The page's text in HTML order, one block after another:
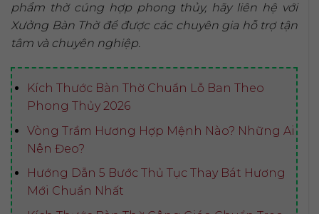
phẩm thờ cúng hợp phong thủy, hãy liên hệ với
Xưởng Bàn Thờ để được các chuyên gia hỗ trợ tận
tâm và chuyên nghiệp.
Kích Thước Bàn Thờ Chuẩn Lỗ Ban Theo
Phong Thủy 2026
Vòng Trầm Hương Hợp Mệnh Nào? Những Ai
Nên Đeo?
Hướng Dẫn 5 Bước Thủ Tục Thay Bát Hương
Mới Chuẩn Nhất